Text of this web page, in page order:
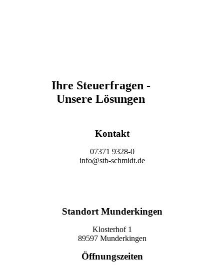
Ihre Steuerfragen -
Unsere Lösungen
Kontakt
07371 9328-0
info@stb-schmidt.de
Standort Munderkingen
Klosterhof 1
89597 Munderkingen
Öffnungszeiten